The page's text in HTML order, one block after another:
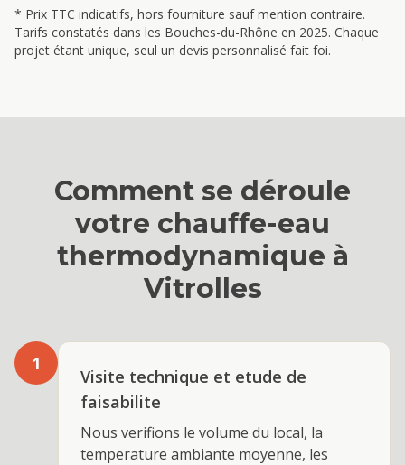
* Prix TTC indicatifs, hors fourniture sauf mention contraire.
Tarifs constatés dans les Bouches-du-Rhône en 2025. Chaque
projet étant unique, seul un devis personnalisé fait foi.
Comment se déroule
votre chauffe-eau
thermodynamique à
Vitrolles
1
Visite technique et etude de
faisabilite
Nous verifions le volume du local, la
temperature ambiante moyenne, les